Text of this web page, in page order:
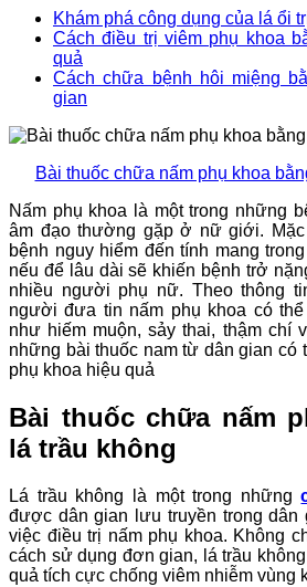
Khám phá công dụng của lá ổi
Cách điều trị viêm phụ khoa
quả
Cách chữa bệnh hôi miệng
gian
Bài thuốc chữa nấm phụ khoa
Nấm phụ khoa là một trong những
âm đạo thường gặp ở nữ giới.
bệnh nguy hiểm đến tính mang
nếu để lâu dài sẽ khiến bệnh trở
nhiều người phụ nữ. Theo thông
người đưa tin nấm phụ khoa có
như hiếm muộn, sảy thai, thậm chí
những bài thuốc nam từ dân gian có
phụ khoa hiệu quả
Bài thuốc chữa nấm
lá trầu không
Lá trầu không là một trong những
được dân gian lưu truyền trong dân
việc điều trị nấm phụ khoa. Không
cách sử dụng đơn gian, lá trầu
quả tích cực chống viêm nhiễm vùng